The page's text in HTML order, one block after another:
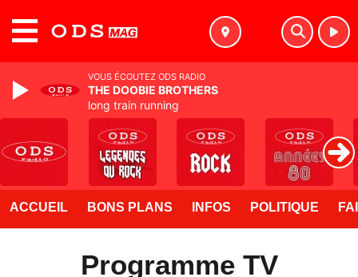
ACCUEIL BONS PLANS INFOS POLITIQUE
Programme TV
VOUS ÉCOUTEZ ODS RADIO
THE DOOBIE BROTHERS
long train running